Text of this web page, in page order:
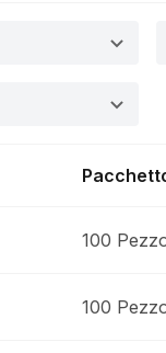
100
100